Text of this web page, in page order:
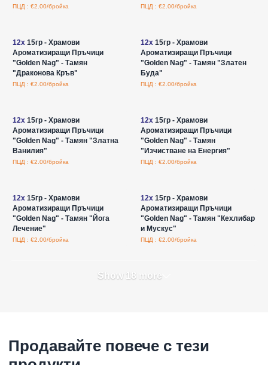
ПЦД : €2.00/бройка ПЦД : €2.00/бройка
12x15гр - Храмови
Ароматизиращи Пръчици
"Golden Nag" - Тамян
"Драконова Кръв"
ПЦД : €2.00/бройка
12x15гр - Храмови
Ароматизиращи Пръчици
"Golden Nag" - Тамян "Златен
Буда"
ПЦД : €2.00/бройка
12x15гр - Храмови
Ароматизиращи Пръчици
"Golden Nag" - Тамян "Златна
Ванилия"
ПЦД : €2.00/бройка
12x15гр - Храмови
Ароматизиращи Пръчици
"Golden Nag" - Тамян
"Изчистване на Енергия"
ПЦД : €2.00/бройка
12x15гр - Храмови
Ароматизиращи Пръчици
"Golden Nag" - Тамян "Йога
Лечение"
ПЦД : €2.00/бройка
12x15гр - Храмови
Ароматизиращи Пръчици
"Golden Nag" - Тамян "Кехлибар
и Мускус"
ПЦД : €2.00/бройка
Show 18 more
Продавайте повече с тези